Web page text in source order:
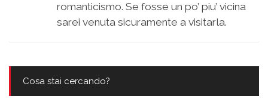
romanticismo. Se fosse un po’ piu’ vicina
sarei venuta sicuramente a visitarla.
Cosa stai cercando?